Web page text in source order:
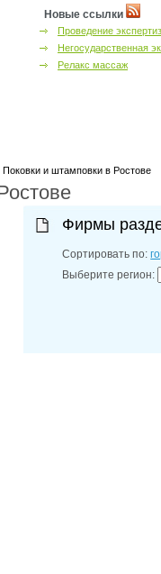
Новые ссылки
Проведение
Негосударственная
Релакс массаж
Поковки и штамповки в Ростове
Фирмы
Сортировать по:
Выберите регион: